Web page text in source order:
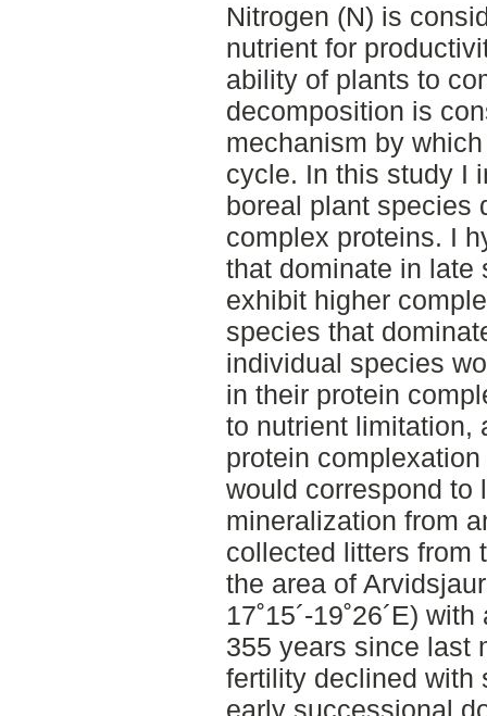
Nitrogen (N) is
nutrient for
ability of plants to
decomposition is
mechanism by
cycle. In this study I
boreal plant species
complex proteins. I
that dominate in late
exhibit higher
species that
individual species
in their protein
to nutrient limitation,
protein
would correspond to
mineralization from
collected litters from
the area of
17˚15´-19˚26´E)
355 years since last
fertility declined with
early successional